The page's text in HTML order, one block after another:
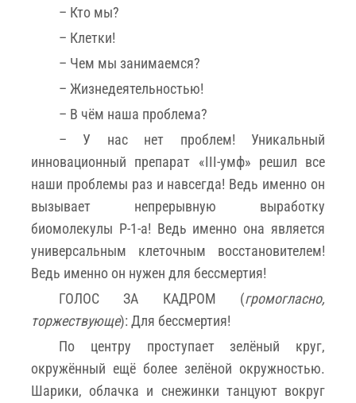
– Кто мы?
– Клетки!
– Чем мы занимаемся?
– Жизнедеятельностью!
– В чём наша проблема?
– У нас нет проблем! Уникальный
инновационный препарат «III-умф» решил все
наши проблемы раз и навсегда! Ведь именно он
вызывает непрерывную выработку
биомолекулы Р-1-а! Ведь именно она является
универсальным клеточным восстановителем!
Ведь именно он нужен для бессмертия!
ГОЛОС ЗА КАДРОМ (громогласно,
торжествующе): Для бессмертия!
По центру проступает зелёный круг,
окружённый ещё более зелёной окружностью.
Шарики, облачка и снежинки танцуют вокруг